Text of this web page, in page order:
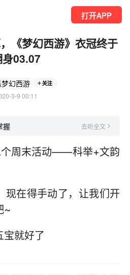
打开APP
《梦幻西游》衣冠终于
03.07
幻西游 关注
3-9 00:11
握 去听全文
个周末活动——科举+文韵
现在得手动了，让我们开
~
宝就好了